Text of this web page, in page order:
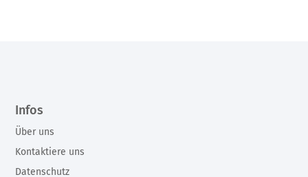
Infos
Über uns
Kontaktiere uns
Datenschutz